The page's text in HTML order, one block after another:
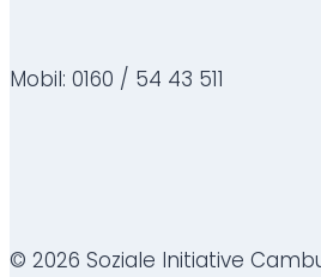
Mobil: 0160 / 54 43 511
© 2026 Soziale Initiative